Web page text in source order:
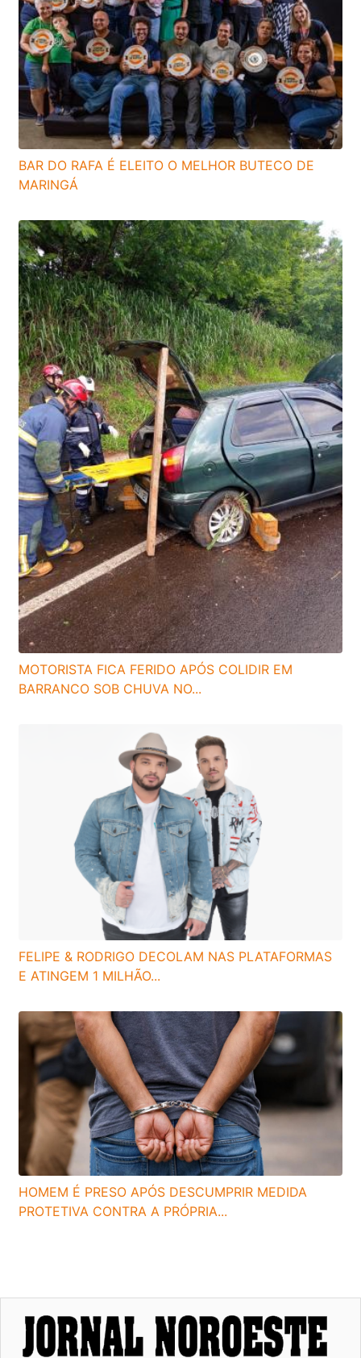
BAR DO RAFA É ELEITO O MELHOR BUTECO DE
MARINGÁ
MOTORISTA FICA FERIDO APÓS COLIDIR EM
BARRANCO SOB CHUVA NO...
FELIPE & RODRIGO DECOLAM NAS PLATAFORMAS
E ATINGEM 1 MILHÃO...
HOMEM É PRESO APÓS DESCUMPRIR MEDIDA
PROTETIVA CONTRA A PRÓPRIA...